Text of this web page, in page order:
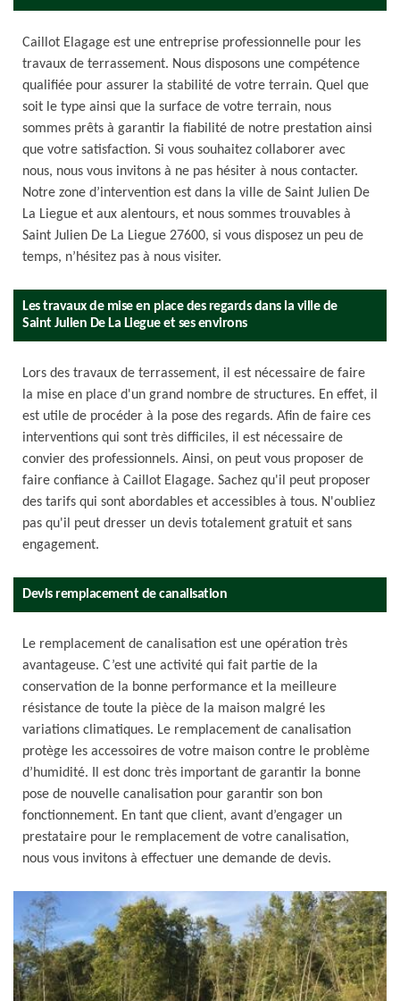
Caillot Elagage est une entreprise professionnelle pour les
travaux de terrassement. Nous disposons une compétence
qualifiée pour assurer la stabilité de votre terrain. Quel que
soit le type ainsi que la surface de votre terrain, nous
sommes prêts à garantir la fiabilité de notre prestation ainsi
que votre satisfaction. Si vous souhaitez collaborer avec
nous, nous vous invitons à ne pas hésiter à nous contacter.
Notre zone d’intervention est dans la ville de Saint Julien De
La Liegue et aux alentours, et nous sommes trouvables à
Saint Julien De La Liegue 27600, si vous disposez un peu de
temps, n’hésitez pas à nous visiter.
Les travaux de mise en place des regards dans la ville de
Saint Julien De La Liegue et ses environs
Lors des travaux de terrassement, il est nécessaire de faire
la mise en place d'un grand nombre de structures. En effet, il
est utile de procéder à la pose des regards. Afin de faire ces
interventions qui sont très difficiles, il est nécessaire de
convier des professionnels. Ainsi, on peut vous proposer de
faire confiance à Caillot Elagage. Sachez qu'il peut proposer
des tarifs qui sont abordables et accessibles à tous. N'oubliez
pas qu'il peut dresser un devis totalement gratuit et sans
engagement.
Devis remplacement de canalisation
Le remplacement de canalisation est une opération très
avantageuse. C’est une activité qui fait partie de la
conservation de la bonne performance et la meilleure
résistance de toute la pièce de la maison malgré les
variations climatiques. Le remplacement de canalisation
protège les accessoires de votre maison contre le problème
d’humidité. Il est donc très important de garantir la bonne
pose de nouvelle canalisation pour garantir son bon
fonctionnement. En tant que client, avant d’engager un
prestataire pour le remplacement de votre canalisation,
nous vous invitons à effectuer une demande de devis.